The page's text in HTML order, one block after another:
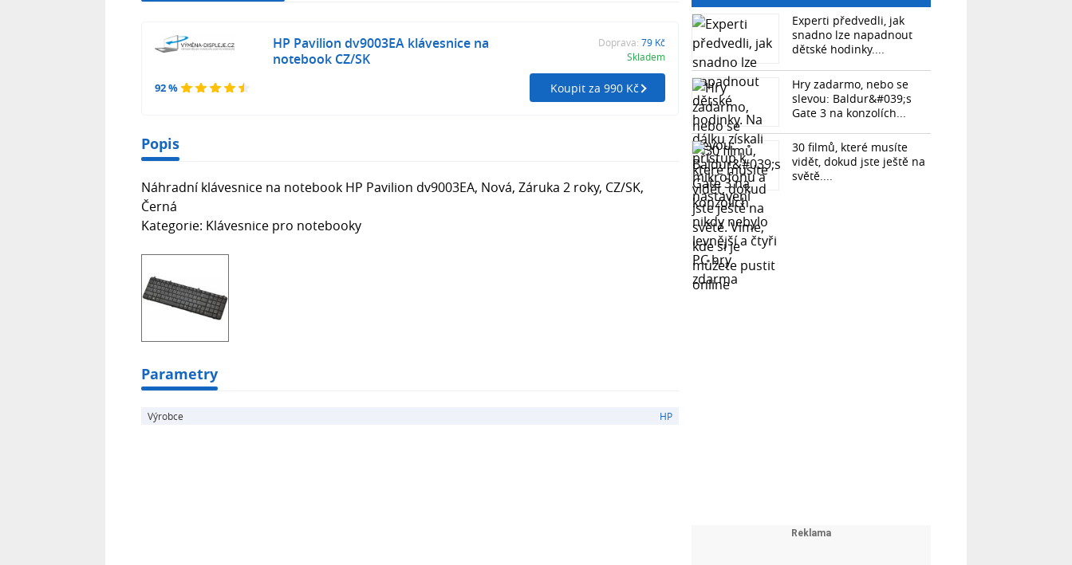
92 %
HP Pavilion dv9003EA klávesnice na
notebook CZ/SK
Doprava: 79 Kč
Skladem
Koupit za 990 Kč
Popis
Náhradní klávesnice na notebook HP Pavilion dv9003EA, Nová, Záruka 2 roky, CZ/SK,
Černá
Kategorie: Klávesnice pro notebooky
Parametry
Výrobce HP
Experti předvedli, jak
snadno lze napadnout
dětské hodinky....
Hry zadarmo, nebo se
slevou: Baldur&#039;s
Gate 3 na konzolích...
30 filmů, které musíte
vidět, dokud jste ještě na
světě....